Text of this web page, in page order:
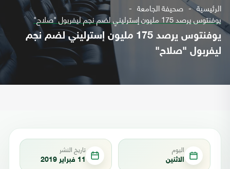
الرئيسية صحيفة الجامعة
يوفنتوس يرصد 175 مليون إسترليني لضم نجم ليفربول "صلاح"
يوفنتوس يرصد 175 مليون إسترليني لضم نجم
ليفربول "صلاح"
اليوم
الاثنين
تاريخ النشر
11 فبراير 2019